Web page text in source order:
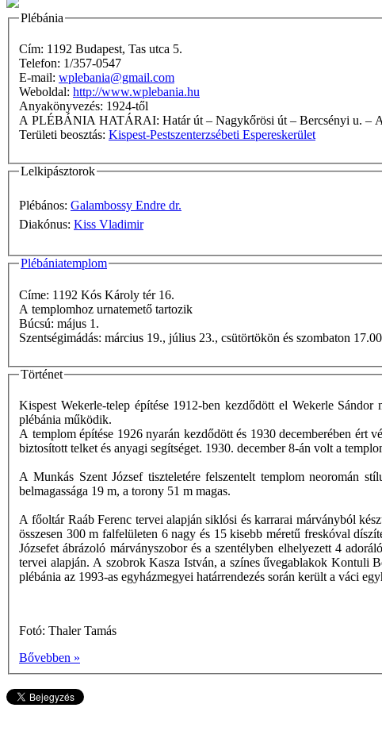
Plébánia
Cím: 1192 Budapest, Tas utca 5.
Telefon: 1/357-0547
E-mail: wplebania@gmail.com
Weboldal: http://www.wplebania.hu
Anyakönyvezés: 1924-től
A PLÉBÁNIA HATÁRAI: Határ út – Nagykőrösi út – Bercsényi
Területi beosztás: Kispest-Pestszenterzsébeti Espereskerület
Lelkipásztorok
Plébános: Galambossy Endre dr.
Diakónus: Kiss Vladimir
Plébániatemplom
Címe: 1192 Kós Károly tér 16.
A templomhoz urnatemető tartozik
Búcsú: május 1.
Szentségimádás: március 19., július 23., csütörtökön és szombaton
Történet
Kispest Wekerle-telep építése 1912-ben kezdődött el Wekerle
plébánia működik.
A templom építése 1926 nyarán kezdődött és 1930 decemberében ért
biztosított telket és anyagi segítséget. 1930. december 8-án volt a
A Munkás Szent József tiszteletére felszentelt templom neoromán
belmagassága 19 m, a torony 51 m magas.
A főoltár Raáb Ferenc tervei alapján siklósi és karrarai márványból
összesen 300 m falfelületen 6 nagy és 15 kisebb méretű freskóval
Józsefet ábrázoló márványszobor és a szentélyben elhelyezett 4
tervei alapján. A szobrok Kasza István, a színes űvegablakok Kontuli
plébánia az 1993-as egyházmegyei határrendezés során került a váci
Fotó: Thaler Tamás
Bővebben »